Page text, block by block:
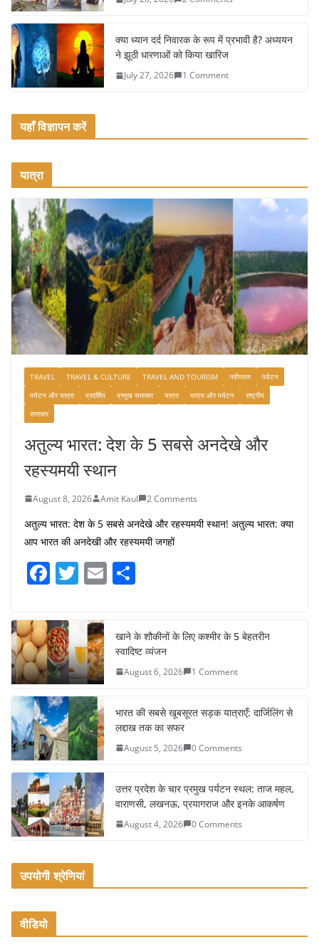
क्या ध्यान दर्द निवारक के रूप में प्रभावी है? अध्ययन
ने झूठी धारणाओं को किया खारिज
July 27, 2026 1 Comment
यहाँ विज्ञापन करें
यात्रा
TRAVEL TRAVEL & CULTURE TRAVEL AND TOURISM नवीनतम
पर्यटन
पर्यटन और यात्रा
प्रदर्शित प्रमुख समाचार यात्रा यात्रा और पर्यटन
राष्ट्रीय
समाचार
अतुल्य भारत: देश के 5 सबसे अनदेखे और
रहस्यमयी स्थान
August 8, 2026 Amit Kaul 2 Comments
अतुल्य भारत: देश के 5 सबसे अनदेखे और रहस्यमयी स्थान! अतुल्य भारत: क्या
आप भारत की अनदेखी और रहस्यमयी जगहों
F
c
e
b
o
o
k
T
itt
er
E
e
खाने के शौकीनों के लिए कश्मीर के 5 बेहतरीन
स्वादिष्ट व्यंजन
August 6, 2026 1 Comment
भारत की सबसे खूबसूरत सड़क यात्राएँ: दार्जिलिंग से
लद्दाख तक का सफर
August 5, 2026 0 Comments
उत्तर प्रदेश के चार प्रमुख पर्यटन स्थल: ताज महल,
वाराणसी, लखनऊ, प्रयागराज और इनके आकर्षण
August 4, 2026 0 Comments
उपयोगी श्रेणियां
वीडियो